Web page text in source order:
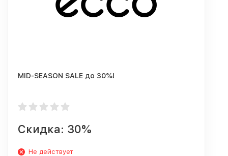
MID-SEASON SALE до 30%!
Скидка: 30%
Не действует